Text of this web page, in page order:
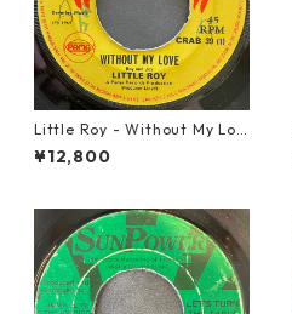
Little Roy - Without My Lov
e【7-21990】
¥12,800